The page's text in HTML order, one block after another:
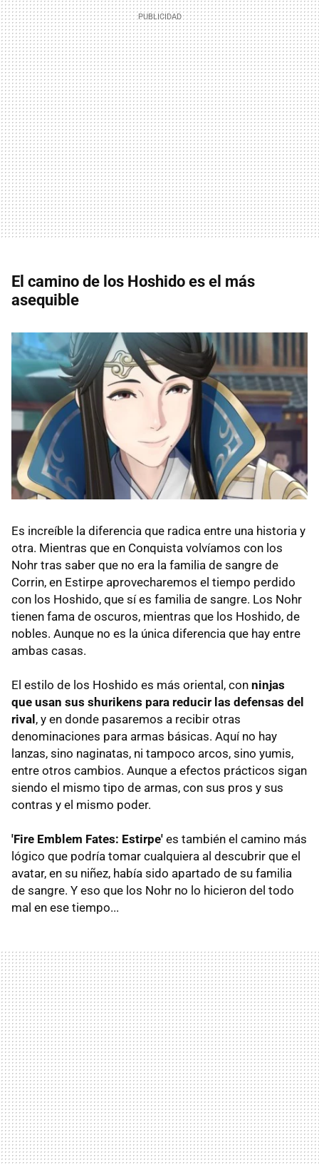
El camino de los Hoshido es el más
asequible
Es increíble la diferencia que radica entre una historia y
otra. Mientras que en Conquista volvíamos con los
Nohr tras saber que no era la familia de sangre de
Corrin, en Estirpe aprovecharemos el tiempo perdido
con los Hoshido, que sí es familia de sangre. Los Nohr
tienen fama de oscuros, mientras que los Hoshido, de
nobles. Aunque no es la única diferencia que hay entre
ambas casas.
El estilo de los Hoshido es más oriental, con ninjas
que usan sus shurikens para reducir las defensas del
rival, y en donde pasaremos a recibir otras
denominaciones para armas básicas. Aquí no hay
lanzas, sino naginatas, ni tampoco arcos, sino yumis,
entre otros cambios. Aunque a efectos prácticos sigan
siendo el mismo tipo de armas, con sus pros y sus
contras y el mismo poder.
'Fire Emblem Fates: Estirpe' es también el camino más
lógico que podría tomar cualquiera al descubrir que el
avatar, en su niñez, había sido apartado de su familia
de sangre. Y eso que los Nohr no lo hicieron del todo
mal en ese tiempo...